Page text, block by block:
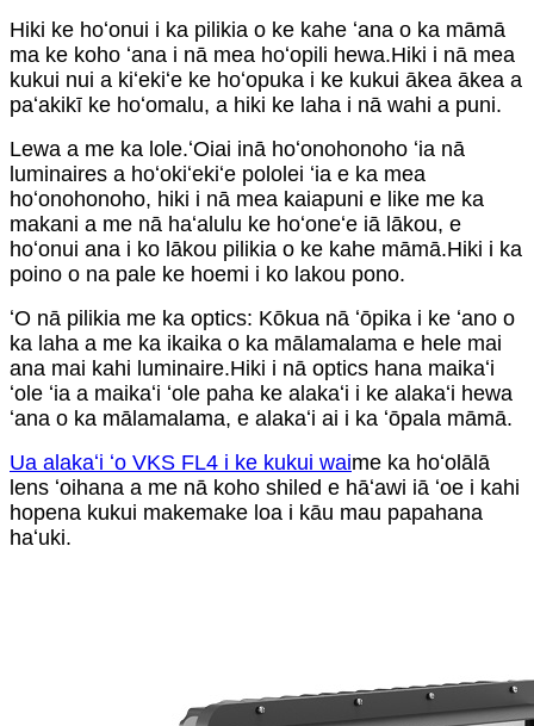
Hiki ke hoʻonui i ka pilikia o ke kahe ʻana o ka māmā
ma ke koho ʻana i nā mea hoʻopili hewa.Hiki i nā mea
kukui nui a kiʻekiʻe ke hoʻopuka i ke kukui ākea ākea a
paʻakikī ke hoʻomalu, a hiki ke laha i nā wahi a puni.
Lewa a me ka lole.ʻOiai inā hoʻonohonoho ʻia nā
luminaires a hoʻokiʻekiʻe pololei ʻia e ka mea
hoʻonohonoho, hiki i nā mea kaiapuni e like me ka
makani a me nā haʻalulu ke hoʻoneʻe iā lākou, e
hoʻonui ana i ko lākou pilikia o ke kahe māmā.Hiki i ka
poino o na pale ke hoemi i ko lakou pono.
ʻO nā pilikia me ka optics: Kōkua nā ʻōpika i ke ʻano o
ka laha a me ka ikaika o ka mālamalama e hele mai
ana mai kahi luminaire.Hiki i nā optics hana maikaʻi
ʻole ʻia a maikaʻi ʻole paha ke alakaʻi i ke alakaʻi hewa
ʻana o ka mālamalama, e alakaʻi ai i ka ʻōpala māmā.
Ua alakaʻi ʻo VKS FL4 i ke kukui waime ka hoʻolālā
lens ʻoihana a me nā koho shiled e hāʻawi iā ʻoe i kahi
hopena kukui makemake loa i kāu mau papahana
haʻuki.